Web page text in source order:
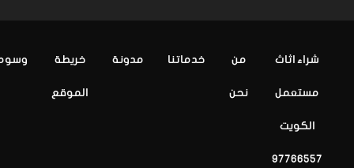
شراء اثاث
مستعمل
الكويت
97766557
من
نحن
خدماتنا مدونة خريطة
الموقع